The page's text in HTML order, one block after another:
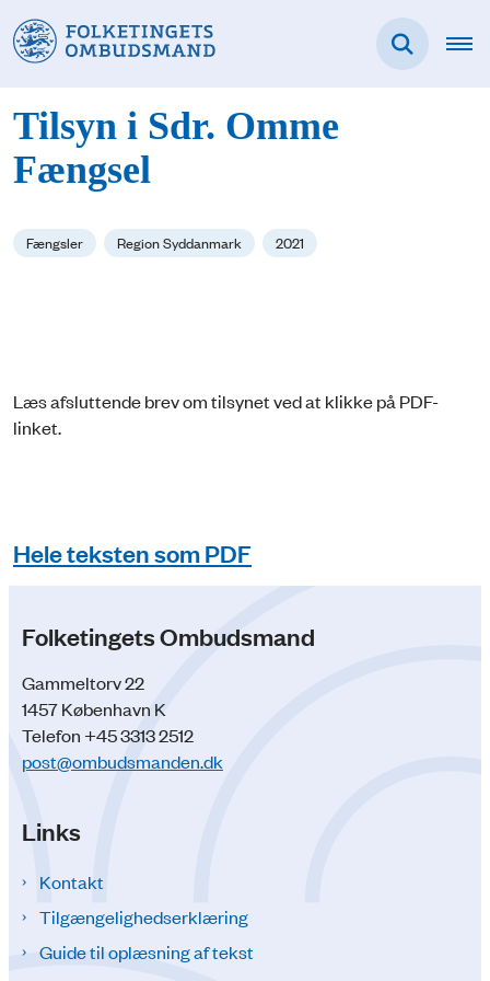
Tilsyn i Sdr. Omme
Fængsel
Fængsler Region Syddanmark 2021
Læs afsluttende brev om tilsynet ved at klikke på PDF-
linket.
Hele teksten som PDF
Folketingets Ombudsmand
Gammeltorv 22
1457 København K
Telefon +45 3313 2512
post@ombudsmanden.dk
Links
Kontakt
Tilgængelighedserklæring
Guide til oplæsning af tekst